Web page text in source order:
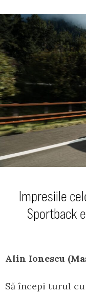
Impresiile
Sportback
Alin Ionescu
Să începi turul